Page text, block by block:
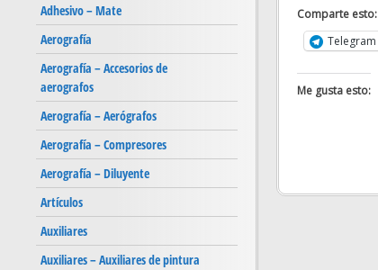
Comparte esto:
Telegram
Me gusta esto:
Adhesivo – Mate
Aerografía
Aerografía – Accesorios de
aerografos
Aerografía – Aerógrafos
Aerografía – Compresores
Aerografía – Diluyente
Artículos
Auxiliares
Auxiliares – Auxiliares de pintura